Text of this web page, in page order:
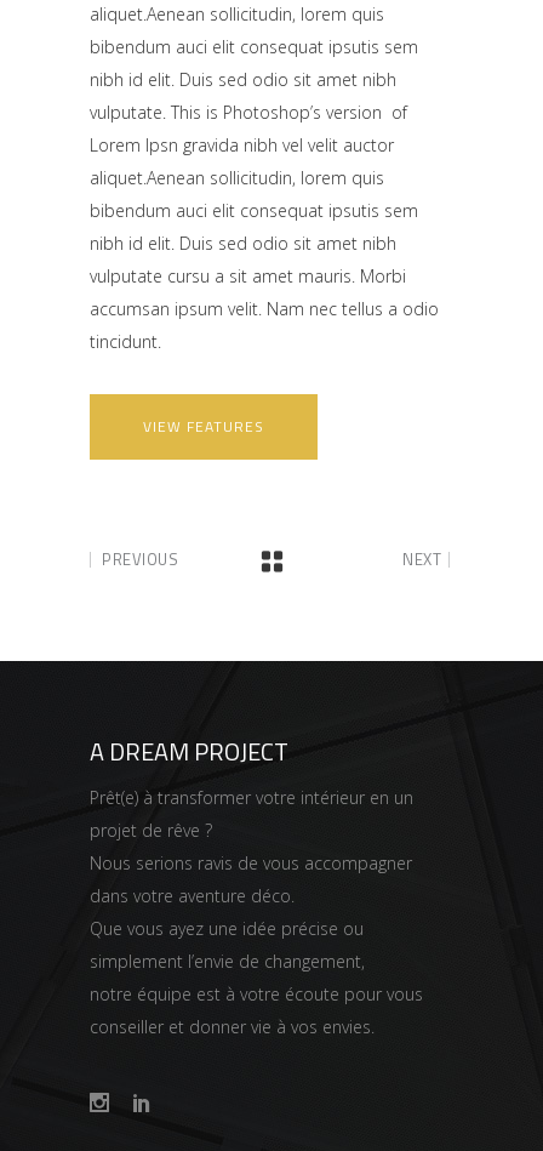
aliquet.Aenean sollicitudin, lorem quis
bibendum auci elit consequat ipsutis sem
nibh id elit. Duis sed odio sit amet nibh
vulputate. This is Photoshop’s version of
Lorem Ipsn gravida nibh vel velit auctor
aliquet.Aenean sollicitudin, lorem quis
bibendum auci elit consequat ipsutis sem
nibh id elit. Duis sed odio sit amet nibh
vulputate cursu a sit amet mauris. Morbi
accumsan ipsum velit. Nam nec tellus a odio
tincidunt.
VIEW FEATURES
PREVIOUS NEXT
A DREAM PROJECT
Prêt(e) à transformer votre intérieur en un
projet de rêve ?
Nous serions ravis de vous accompagner
dans votre aventure déco.
Que vous ayez une idée précise ou
simplement l’envie de changement,
notre équipe est à votre écoute pour vous
conseiller et donner vie à vos envies.